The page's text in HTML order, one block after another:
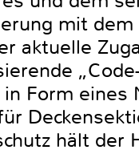
mit
aktuelle
Form
hält der